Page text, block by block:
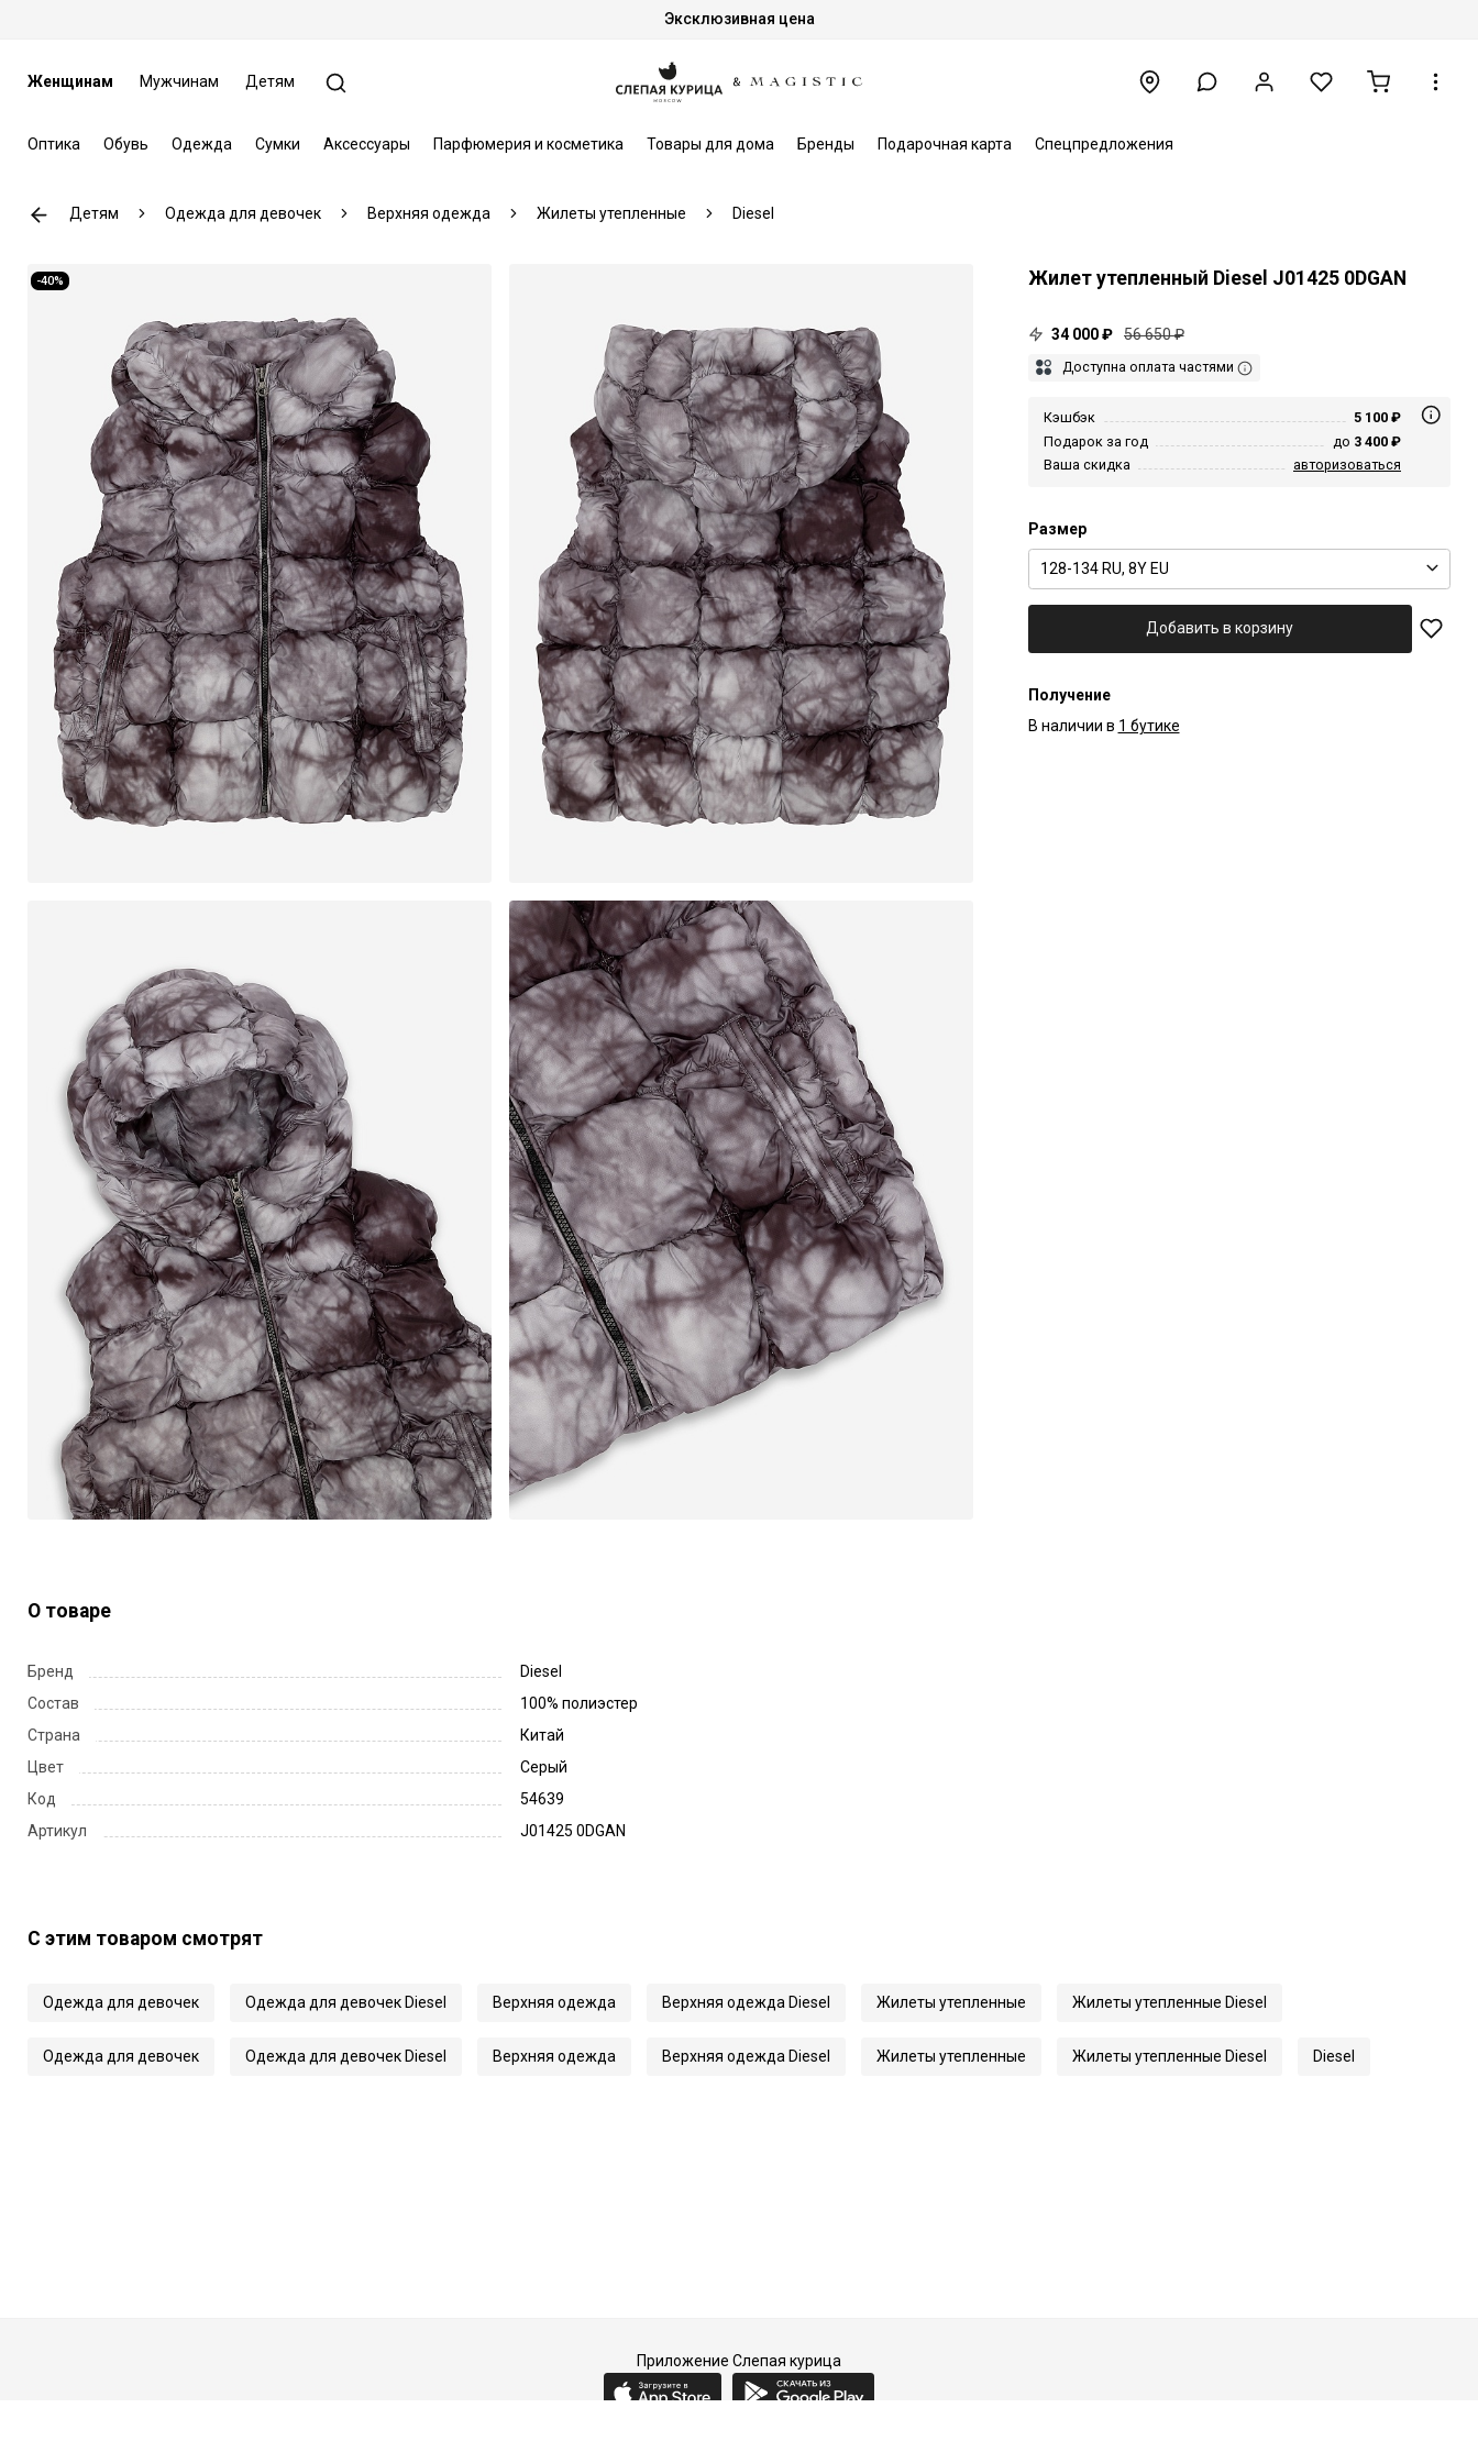
Эксклюзивная цена
Женщинам Мужчинам Детям
Оптика Обувь Одежда Сумки Аксессуары Парфюмерия и косметика Товары для дома Бренды Подарочная карта Спецпредложения
Детям Одежда для девочек Верхняя одежда Жилеты утепленные Diesel
-40% Жилет утепленный Diesel J01425 0DGAN
34 000 ₽ 56 650 ₽
Доступна оплата частями
Кэшбэк
5 100 ₽
Подарок за год
до 3 400 ₽
Ваша скидка
авторизоваться
Размер
128-134 RU, 8Y EU
Добавить в корзину
Получение
В наличии в 1 бутике
О товаре
Бренд
Diesel
Состав
100% полиэстер
Страна
Китай
Цвет
Серый
Код
54639
Артикул
J01425 0DGAN
С этим товаром смотрят
Одежда для девочек Одежда для девочек Diesel Верхняя одежда Верхняя одежда Diesel Жилеты утепленные Жилеты утепленные Diesel
Одежда для девочек Одежда для девочек Diesel Верхняя одежда Верхняя одежда Diesel Жилеты утепленные Жилеты утепленные Diesel Diesel
Приложение Слепая курица